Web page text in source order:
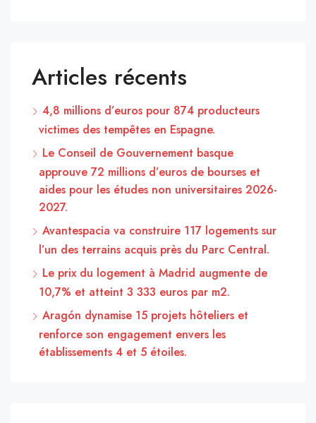
Articles récents
4,8 millions d’euros pour 874 producteurs
victimes des tempêtes en Espagne.
Le Conseil de Gouvernement basque
approuve 72 millions d’euros de bourses et
aides pour les études non universitaires 2026-
2027.
Avantespacia va construire 117 logements sur
l’un des terrains acquis près du Parc Central.
Le prix du logement à Madrid augmente de
10,7% et atteint 3 333 euros par m2.
Aragón dynamise 15 projets hôteliers et
renforce son engagement envers les
établissements 4 et 5 étoiles.